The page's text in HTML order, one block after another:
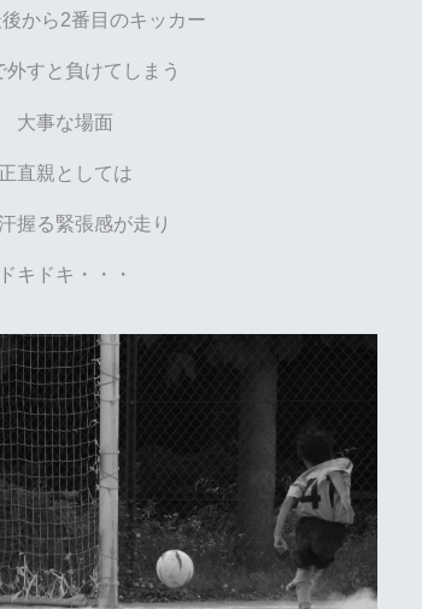
から2番目のキッカー
外すと負けてしまう
大事な場面
直親としては
握る緊張感が走り
キドキ・・・